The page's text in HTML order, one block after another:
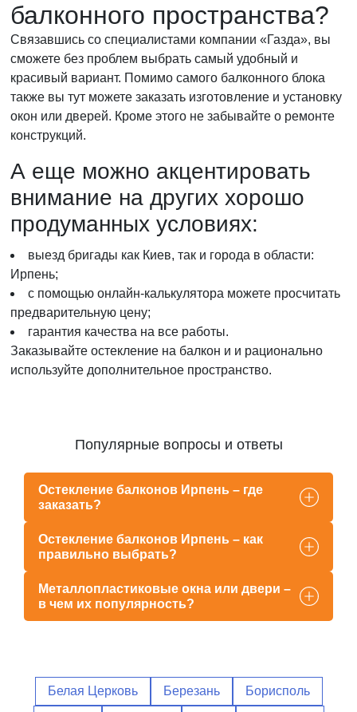
балконного пространства?
Связавшись со специалистами компании «Газда», вы
сможете без проблем выбрать самый удобный и
красивый вариант. Помимо самого балконного блока
также вы тут можете заказать изготовление и установку
окон или дверей. Кроме этого не забывайте о ремонте
конструкций.
А еще можно акцентировать
внимание на других хорошо
продуманных условиях:
выезд бригады как Киев, так и города в области:
Ирпень;
с помощью онлайн-калькулятора можете просчитать
предварительную цену;
гарантия качества на все работы.
Заказывайте остекление на балкон и и рационально
используйте дополнительное пространство.
Популярные вопросы и ответы
Остекление балконов Ирпень – где
заказать?
Остекление балконов Ирпень – как
правильно выбрать?
Металлопластиковые окна или двери –
в чем их популярность?
Белая Церковь Березань Борисполь